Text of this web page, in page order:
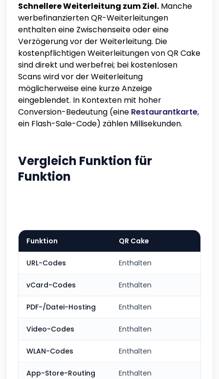
Schnellere Weiterleitung zum Ziel. Manche
werbefinanzierten QR-Weiterleitungen
enthalten eine Zwischenseite oder eine
Verzögerung vor der Weiterleitung. Die
kostenpflichtigen Weiterleitungen von QR Cake
sind direkt und werbefrei; bei kostenlosen
Scans wird vor der Weiterleitung
möglicherweise eine kurze Anzeige
eingeblendet. In Kontexten mit hoher
Conversion-Bedeutung (eine Restaurantkarte,
ein Flash-Sale-Code) zählen Millisekunden.
Vergleich Funktion für
Funktion
Funktion QR Cake
URL-Codes Enthalten
vCard-Codes Enthalten
PDF-/Datei-Hosting Enthalten
Video-Codes Enthalten
WLAN-Codes Enthalten
App-Store-Routing Enthalten